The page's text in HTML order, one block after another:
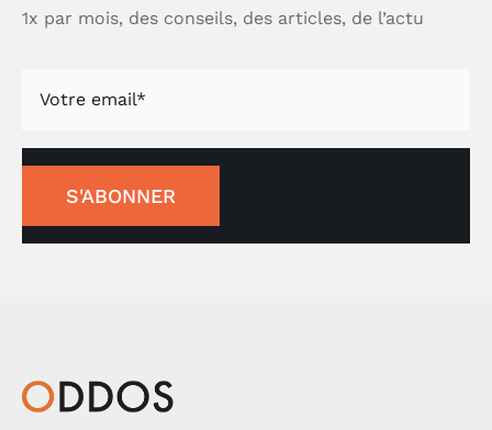
1x par mois, des conseils, des articles, de l’actu
S'ABONNER